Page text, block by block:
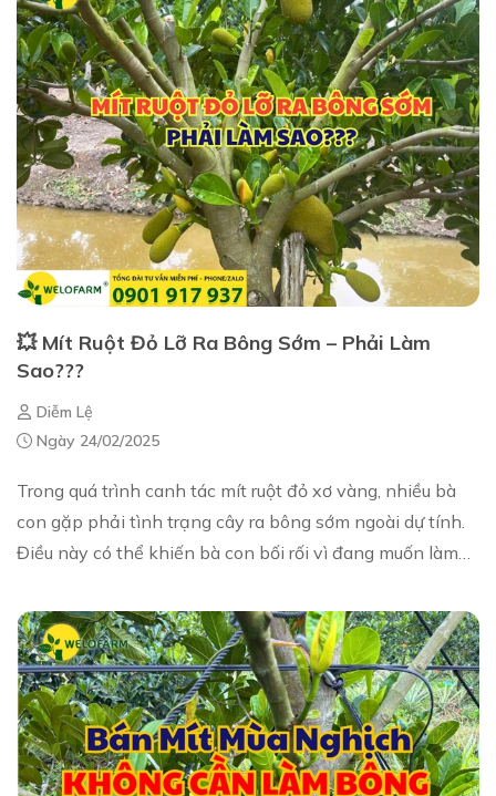
💥 Mít Ruột Đỏ Lỡ Ra Bông Sớm – Phải Làm
Sao???
Diễm Lệ
Ngày 24/02/2025
Trong quá trình canh tác mít ruột đỏ xơ vàng, nhiều bà
con gặp phải tình trạng cây ra bông sớm ngoài dự tính.
Điều này có thể khiến bà con bối rối vì đang muốn làm